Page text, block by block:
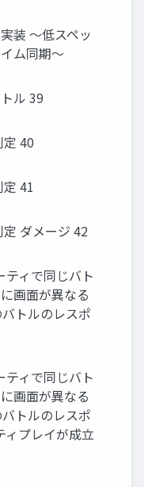
装 〜低スペッ
ム同期〜
ル 39
40
41
ダメージ 42
ィで同じバト
画面が異なる
トルのレスポ
ィで同じバト
画面が異なる
トルのレスポ
プレイが成立